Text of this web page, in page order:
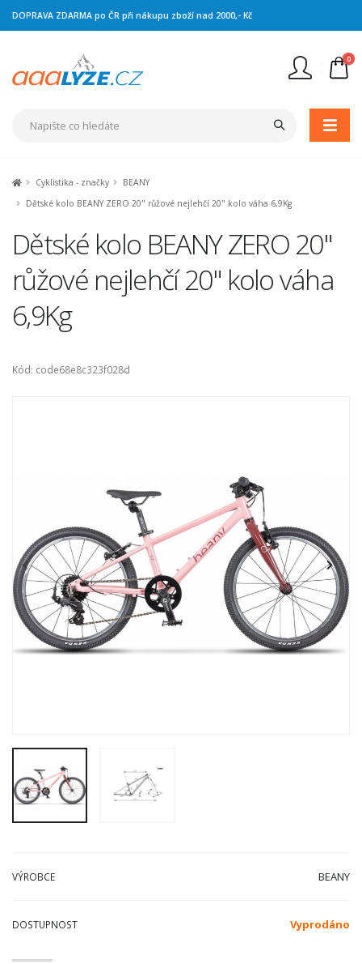
DOPRAVA ZDARMA po ČR při nákupu zboží nad 2000,- Kč
0
Cyklistika - značky
BEANY
Dětské kolo BEANY ZERO 20" růžové nejlehčí 20" kolo váha 6,9Kg
Dětské kolo BEANY ZERO 20"
růžové nejlehčí 20" kolo váha
6,9Kg
Kód: code68e8c323f028d
VÝROBCE BEANY
DOSTUPNOST Vyprodáno